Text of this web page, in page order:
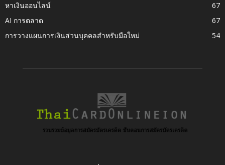
หาเงินออนไลน์
67
AI การตลาด
67
การวางแผนการเงินส่วนบุคคลสำหรับมือใหม่
54